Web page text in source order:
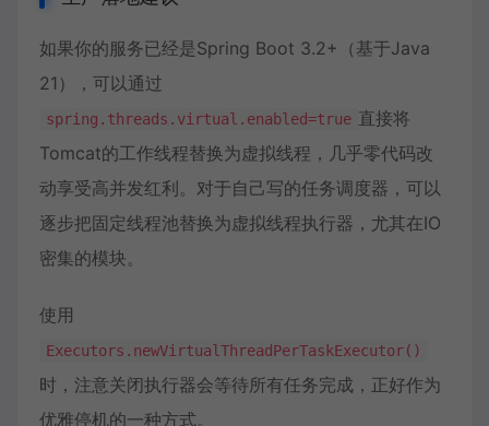
如果你的服务已经是Spring Boot 3.2+（基于Java
21），可以通过
spring.threads.virtual.enabled=true 直接将
Tomcat的工作线程替换为虚拟线程，几乎零代码改
动享受高并发红利。对于自己写的任务调度器，可以
逐步把固定线程池替换为虚拟线程执行器，尤其在IO
密集的模块。
使用
Executors.newVirtualThreadPerTaskExecutor()
时，注意关闭执行器会等待所有任务完成，正好作为
优雅停机的一种方式。